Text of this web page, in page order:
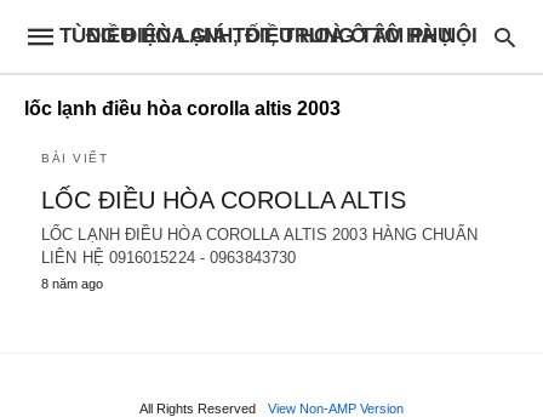
ĐIỀU HÒA GIÁ TỐT, TRUNG TÂM PHỤ TÙNG ĐIỆN LẠNH, ĐIỀU HOÀ Ô TÔ HÀ NỘI
lốc lạnh điều hòa corolla altis 2003
BÀI VIẾT
LỐC ĐIỀU HÒA COROLLA ALTIS
LỐC LẠNH ĐIỀU HÒA COROLLA ALTIS 2003 HÀNG CHUẨN
LIÊN HỆ 0916015224 - 0963843730
8 năm ago
All Rights Reserved View Non-AMP Version